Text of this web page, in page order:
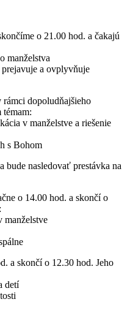
o 21.00 hod. a čakajú
manželstva
a ovplyvňuje
rámci dopoludňajšieho
témam:
v manželstve a riešenie
s Bohom
bude nasledovať prestávka na
o 14.00 hod. a skončí o
manželstve
a skončí o 12.30 hod. Jeho
detí